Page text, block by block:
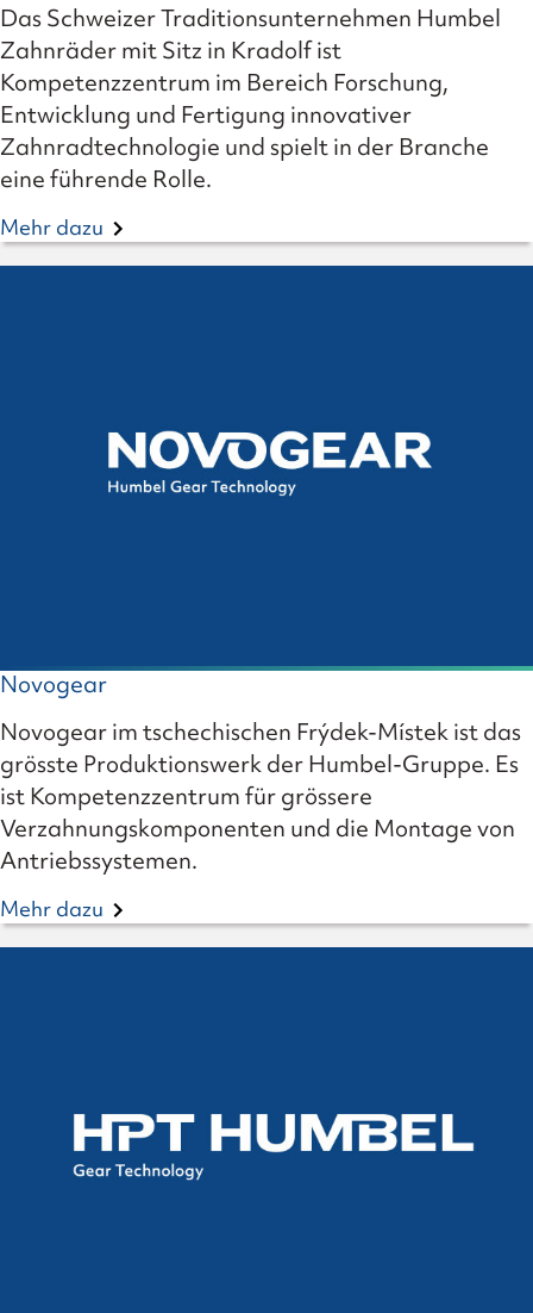
Das Schweizer Traditionsunternehmen Humbel
Zahnräder mit Sitz in Kradolf ist
Kompetenzzentrum im Bereich Forschung,
Entwicklung und Fertigung innovativer
Zahnradtechnologie und spielt in der Branche
eine führende Rolle.
Mehr dazu
Novogear
Novogear im tschechischen Frýdek-Místek ist das
grösste Produktionswerk der Humbel-Gruppe. Es
ist Kompetenzzentrum für grössere
Verzahnungskomponenten und die Montage von
Antriebssystemen.
Mehr dazu